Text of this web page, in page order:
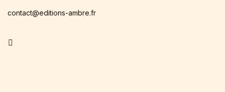
contact@editions-ambre.fr